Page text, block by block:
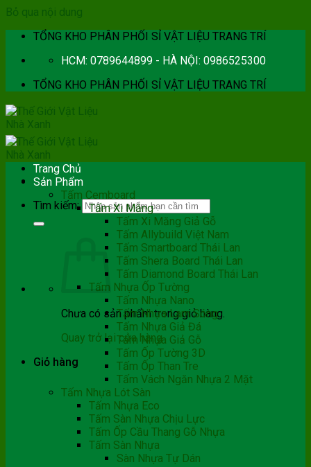
Bỏ qua nội dung
TỔNG KHO PHÂN PHỐI SỈ VẬT LIỆU TRANG TRÍ
HCM: 0789644899 - HÀ NỘI: 0986525300
TỔNG KHO PHÂN PHỐI SỈ VẬT LIỆU TRANG TRÍ
Tìm kiếm:
Chưa có sản phẩm trong giỏ hàng.
Quay trở lại cửa hàng
Giỏ hàng
Trang Chủ
Sản Phẩm
Tấm Cemboard
Tấm Xi Măng
Tấm Xi Măng Giả Gỗ
Tấm Allybuild Việt Nam
Tấm Smartboard Thái Lan
Tấm Shera Board Thái Lan
Tấm Diamond Board Thái Lan
Tấm Nhựa Ốp Tường
Tấm Nhựa Nano
Tấm Nhựa Lam Sóng
Tấm Nhựa Giả Đá
Tấm Nhựa Giả Gỗ
Tấm Ốp Tường 3D
Tấm Ốp Than Tre
Tấm Vách Ngăn Nhựa 2 Mặt
Tấm Nhựa Lót Sàn
Tấm Nhựa Eco
Tấm Sàn Nhựa Chịu Lực
Tấm Ốp Cầu Thang Gỗ Nhựa
Tấm Sàn Nhựa
Sàn Nhựa Tự Dán